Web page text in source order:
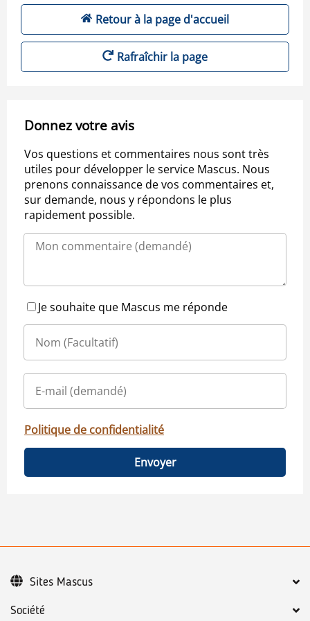
Retour à la page d'accueil
Rafraîchir la page
Donnez votre avis
Vos questions et commentaires nous sont très
utiles pour développer le service Mascus. Nous
prenons connaissance de vos commentaires et,
sur demande, nous y répondons le plus
rapidement possible.
Je souhaite que Mascus me réponde
Politique de confidentialité
Envoyer
Société
Sites Mascus